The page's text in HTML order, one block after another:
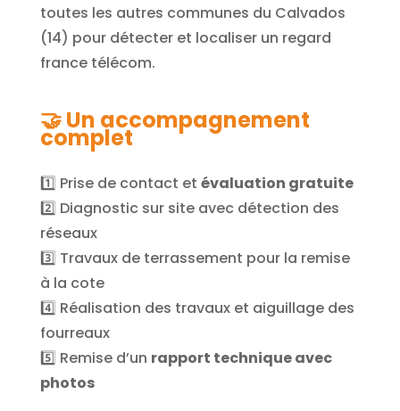
toutes les autres communes du Calvados
(14) pour détecter et localiser un regard
france télécom.
🤝Un accompagnement
complet
1️⃣ Prise de contact et évaluation gratuite
2️⃣ Diagnostic sur site avec détection des
réseaux
3️⃣ Travaux de terrassement pour la remise
à la cote
4️⃣ Réalisation des travaux et aiguillage des
fourreaux
5️⃣ Remise d’un rapport technique avec
photos